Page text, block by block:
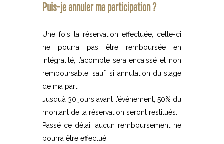
Puis-je annuler ma participation ?
Une fois la réservation effectuée, celle-ci
ne pourra pas être remboursée en
intégralité, l’acompte sera encaissé et non
remboursable, sauf, si annulation du stage
de ma part.
Jusqu’à 30 jours avant l’événement, 50% du
montant de ta réservation seront restitués.
Passé ce délai, aucun remboursement ne
pourra être effectué.